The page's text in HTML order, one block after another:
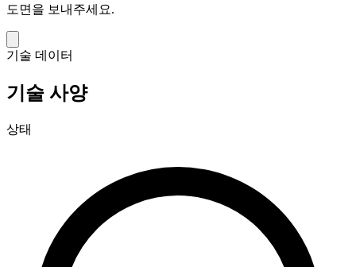
도면을 보내주세요.
기술 데이터
기술 사양
상태